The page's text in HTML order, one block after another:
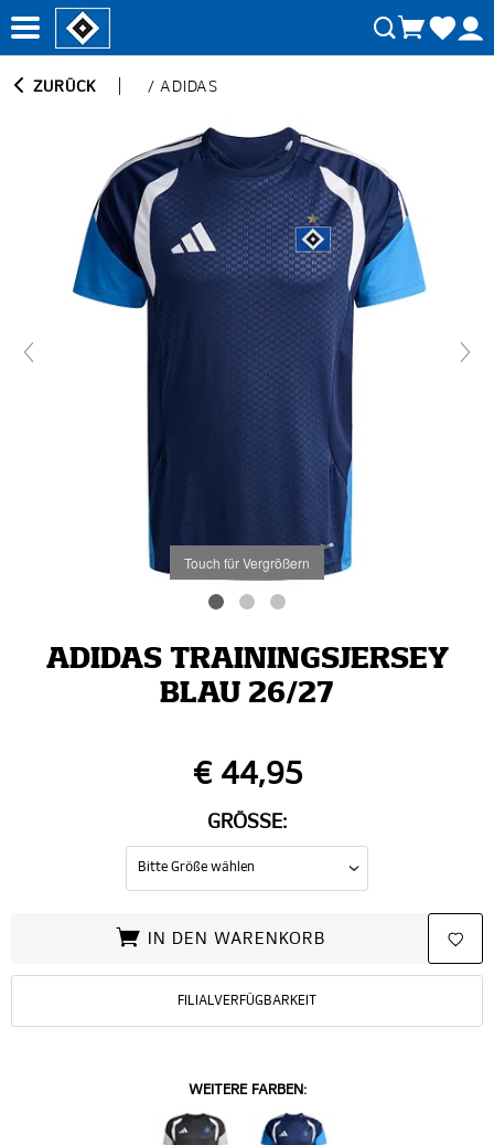
ZURÜCK /ADIDAS
Touch für Vergrößern
ADIDAS TRAININGSJERSEY
BLAU 26/27
€ 44,95
GRÖSSE:
IN DEN WARENKORB
FILIALVERFÜGBARKEIT
WEITERE FARBEN: